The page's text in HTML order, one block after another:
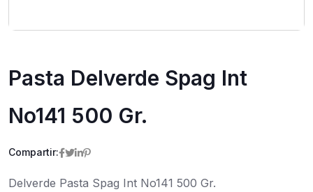
Pasta Delverde Spag Int
No141 500 Gr.
Compartir:
Delverde Pasta Spag Int No141 500 Gr.